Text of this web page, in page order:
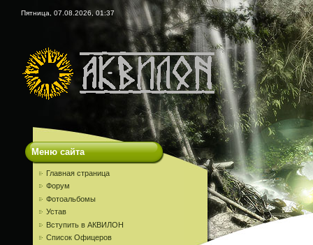
Пятница, 07.08.2026, 01:37
Меню сайта
Главная страница
Форум
Фотоальбомы
Устав
Вступить в АКВИЛОН
Список Офицеров